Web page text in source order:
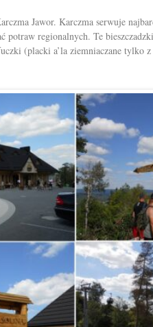
Jawor. Karczma serwuje
potraw regionalnych. Te
(placki a’la ziemniaczane tylko